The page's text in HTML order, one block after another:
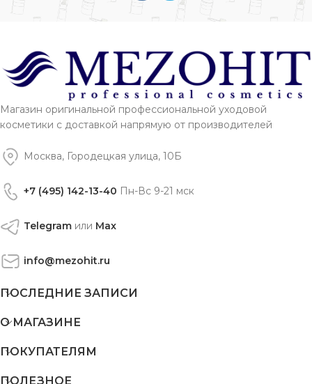
Магазин оригинальной профессиональной уходовой
косметики с доставкой напрямую от производителей
Москва, Городецкая улица, 10Б
+7 (495) 142-13-40 Пн-Вс 9-21 мск
Telegram или Max
info@mezohit.ru
ПОСЛЕДНИЕ ЗАПИСИ
О МАГАЗИНЕ
ПОКУПАТЕЛЯМ
ПОЛЕЗНОЕ